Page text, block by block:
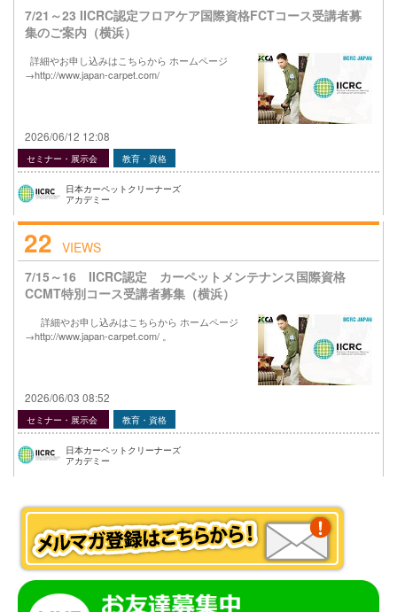
7/21～23 IICRC認定フロアケア国際資格FCTコース受講者募
集のご案内（横浜）
詳細やお申し込みはこちらから ホームページ
→http://www.japan-carpet.com/
2026/06/12 12:08
セミナー・展示会 教育・資格
日本カーペットクリーナーズ
アカデミー
22 VIEWS
7/15～16 IICRC認定 カーペットメンテナンス国際資格
CCMT特別コース受講者募集（横浜）
詳細やお申し込みはこちらから ホームページ
→http://www.japan-carpet.com/ 。
2026/06/03 08:52
セミナー・展示会 教育・資格
日本カーペットクリーナーズ
アカデミー